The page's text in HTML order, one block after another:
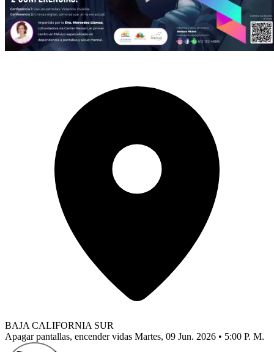
BAJA CALIFORNIA SUR
Apagar pantallas, encender vidas Martes, 09 Jun. 2026 • 5:00 P. M.